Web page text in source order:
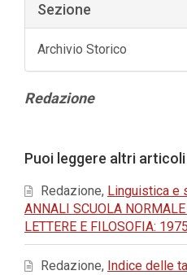
Sezione
Archivio Storico
Contenuto
Redazione
dell'articolo
Puoi leggere altri
Redazione, Linguistica e
ANNALI SCUOLA
LETTERE E FILOSOFIA:
Redazione, Indice delle